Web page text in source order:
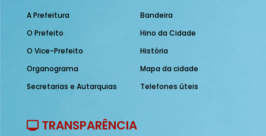
A Prefeitura
O Prefeito
O Vice-Prefeito
Organograma
Secretarias e Autarquias
Bandeira
Hino da Cidade
História
Mapa da cidade
Telefones úteis
TRANSPARÊNCIA